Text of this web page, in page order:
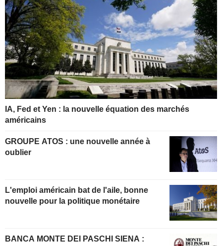
IA, Fed et Yen : la nouvelle équation des marchés
américains
GROUPE ATOS : une nouvelle année à
oublier
L'emploi américain bat de l'aile, bonne
nouvelle pour la politique monétaire
BANCA MONTE DEI PASCHI SIENA :